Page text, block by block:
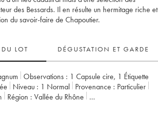
des Bessards. Il en résulte un hermitage riche et
du savoir-faire de Chapoutier.
LOT DÉGUSTATION ET GARDE
Observations : 1 Capsule cire, 1 Étiquette
Niveau : 1 Normal Provenance : particulier
Région :
Vallée du Rhône